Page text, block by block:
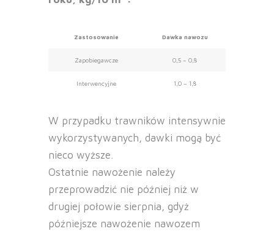
Zastosowanie Dawka nawozu
Zapobiegawcze 0,5 – 0,8
Interwencyjne 1,0 – 1,8
W przypadku trawników intensywnie
wykorzystywanych, dawki mogą być
nieco wyższe.
Ostatnie nawożenie należy
przeprowadzić nie później niż w
drugiej połowie sierpnia, gdyż
późniejsze nawożenie nawozem